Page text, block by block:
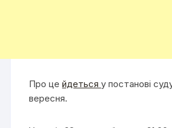
Про цейдетьсяу постанові
вересня.